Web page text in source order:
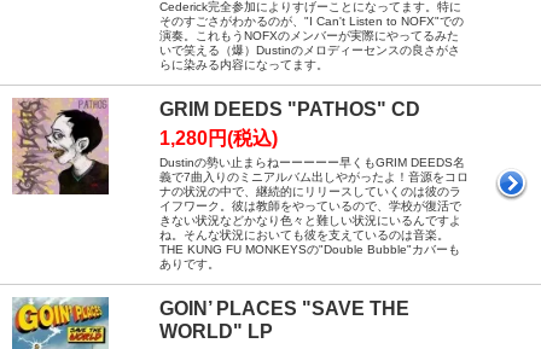
Cederick完全参加によりすげーことになってます。特に
そのすごさがわかるのが、"I Can't Listen to NOFX"での
演奏。これもうNOFXのメンバーが実際にやってるみた
いで笑える（爆）Dustinのメロディーセンスの良さがさ
らに染みる内容になってます。
GRIM DEEDS "PATHOS" CD
1,280円(税込)
Dustinの勢い止まらねーーーーー早くもGRIM DEEDS名
義で7曲入りのミニアルバム出しやがったよ！音源をコロ
ナの状況の中で、継続的にリリースしていくのは彼のラ
イフワーク。彼は教師をやっているので、学校が復活で
きない状況などかなり色々と難しい状況にいるんですよ
ね。そんな状況においても彼を支えているのは音楽。
THE KUNG FU MONKEYSの"Double Bubble"カバーも
ありです。
GOIN’ PLACES "SAVE THE
WORLD" LP